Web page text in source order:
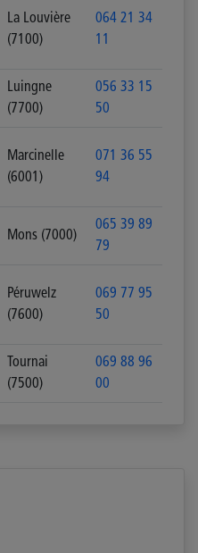
La Louvière
(7100)
064 21 34
11
Luingne
(7700)
056 33 15
50
Marcinelle
(6001)
071 36 55
94
Mons (7000)
065 39 89
79
Péruwelz
(7600)
069 77 95
50
Tournai
(7500)
069 88 96
00